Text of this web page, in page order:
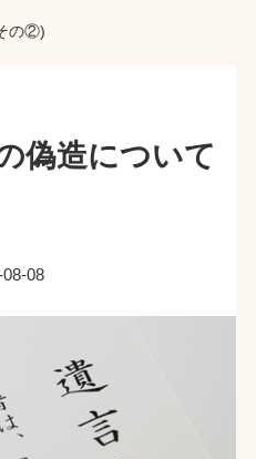
の②)
偽造について
08-08